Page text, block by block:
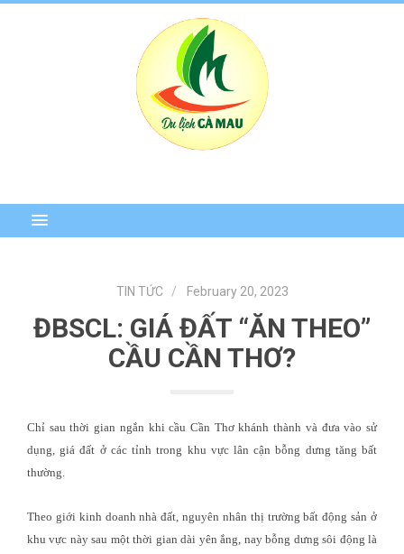
TIN TỨC February 20, 2023
ĐBSCL: GIÁ ĐẤT “ĂN THEO”
CẦU CẦN THƠ?
Chỉ sau thời gian ngắn khi cầu Cần Thơ khánh thành và đưa vào sử
dụng, giá đất ở các tỉnh trong khu vực lân cận bỗng dưng tăng bất
thường.
Theo giới kinh doanh nhà đất, nguyên nhân thị trường bất động sản ở
khu vực này sau một thời gian dài yên ắng, nay bỗng dưng sôi động là